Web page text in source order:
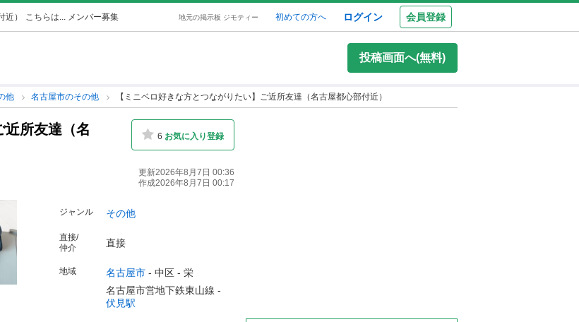
） こちらは... メンバー募集 地元の掲示板 ジモティー 初めての方へ ログイン 会員登録
投稿画面へ(無料)
他 名古屋市のその他 【ミニベロ好きな方とつながりたい】ご近所友達（名古屋都心部付近）
近所友達（名
6 お気に入り登録
更新2026年8月7日 00:36
作成2026年8月7日 00:17
ジャンル その他
直接/
仲介
直接
地域 名古屋市 - 中区 - 栄
名古屋市営地下鉄東山線 -
伏見駅